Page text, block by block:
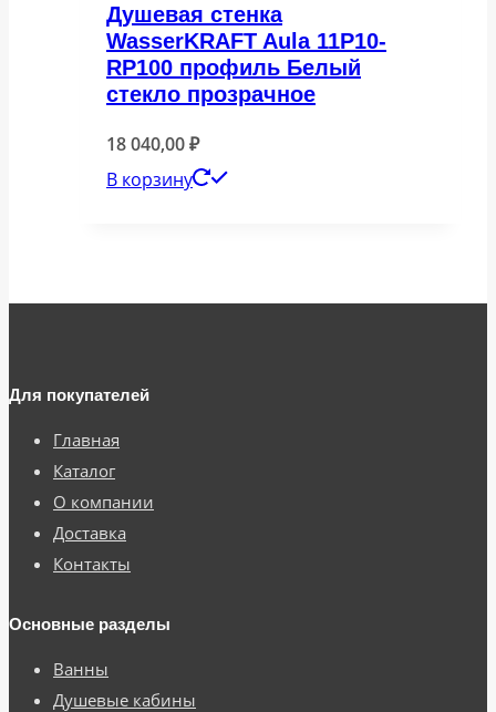
Душевая стенка
WasserKRAFT Aula 11P10-
RP100 профиль Белый
стекло прозрачное
18 040,00₽
В корзину
Для покупателей
Главная
Каталог
О компании
Доставка
Контакты
Основные разделы
Ванны
Душевые кабины